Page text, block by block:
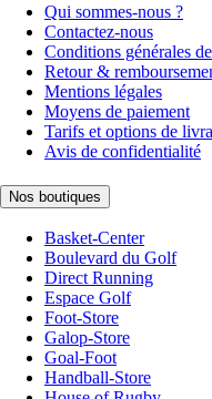
Qui sommes-nous ?
Contactez-nous
Conditions générales
Retour &
Mentions légales
Moyens de paiement
Tarifs et options de
Avis de confidentialité
Nos boutiques
Basket-Center
Boulevard du Golf
Direct Running
Espace Golf
Foot-Store
Galop-Store
Goal-Foot
Handball-Store